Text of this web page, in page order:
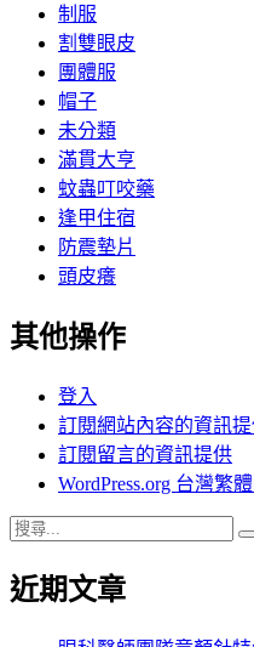
制服
割雙眼皮
團體服
帽子
未分類
滿貫大亨
蚊蟲叮咬藥
逢甲住宿
防震墊片
頭皮癢
其他操作
登入
訂閱網站內容的資訊
訂閱留言的資訊提供
WordPress.org 台灣繁
搜
關
近期文章